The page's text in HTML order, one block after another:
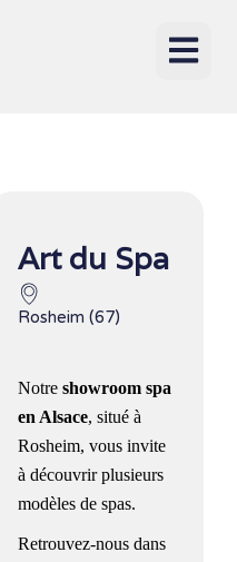
Art du Spa
Rosheim (67)
Notreshowroom spa
en Alsace, situé à
Rosheim, vous invite
à découvrir plusieurs
modèles de spas.
Retrouvez-nous dans